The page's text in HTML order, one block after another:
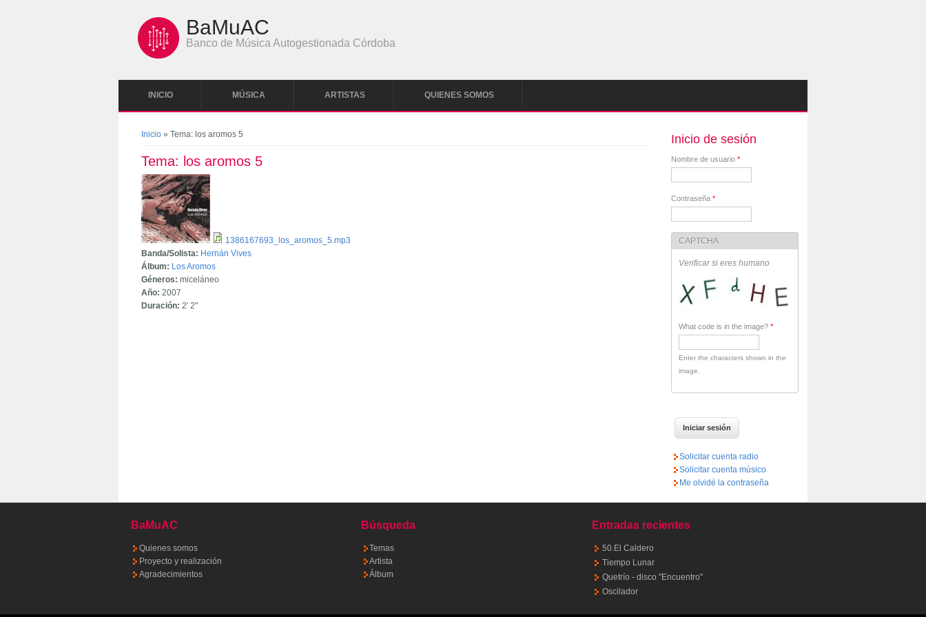
BaMuAC
Banco de Música Autogestionada Córdoba
INICIO MÚSICA ARTISTAS QUIENES SOMOS
Se encuentra usted aquí
Inicio » Tema: los aromos 5
Tema: los aromos 5
1386167693_los_aromos_5.mp3
Banda/Solista: Hernán Vives
Álbum: Los Aromos
Géneros:miceláneo
Año:2007
Duración:2' 2"
Inicio de sesión
Nombre de usuario *
Contraseña *
CAPTCHA
Verificar si eres humano
What code is in the image? *
Enter the characters shown in the
image.
Solicitar cuenta radio
Solicitar cuenta músico
Me olvidé la contraseña
BaMuAC
Quienes somos
Proyecto y realización
Agradecimientos
Búsqueda
Temas
Artista
Álbum
Entradas recientes
50.El Caldero
Tiempo Lunar
Quetrío - disco "Encuentro"
Oscilador